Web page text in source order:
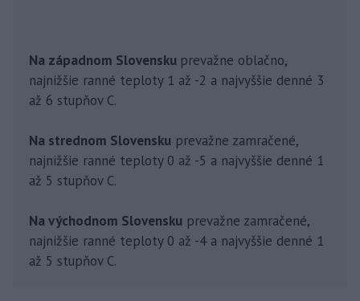
Na západnom Slovensku prevažne oblačno,
najnižšie ranné teploty 1 až -2 a najvyššie denné 3
až 6 stupňov C.
Na strednom Slovensku prevažne zamračené,
najnižšie ranné teploty 0 až -5 a najvyššie denné 1
až 5 stupňov C.
Na východnom Slovensku prevažne zamračené,
najnižšie ranné teploty 0 až -4 a najvyššie denné 1
až 5 stupňov C.